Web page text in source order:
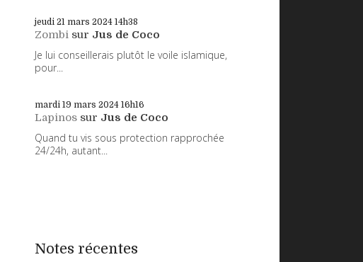
jeudi 21 mars 2024 14h38
Zombi sur Jus de Coco
Je lui conseillerais plutôt le voile islamique,
pour...
mardi 19 mars 2024 16h16
Lapinos sur Jus de Coco
Quand tu vis sous protection rapprochée
24/24h, autant...
Notes récentes